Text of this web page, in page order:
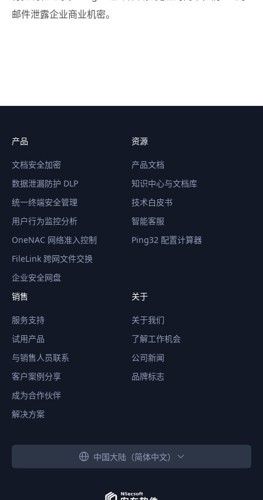
邮件泄露企业商业机密。
产品
文档安全加密
数据泄漏防护 DLP
统一终端安全管理
用户行为监控分析
OneNAC 网络准入控制
FileLink 跨网文件交换
企业安全网盘
资源
产品文档
知识中心与文档库
技术白皮书
智能客服
Ping32 配置计算器
销售
服务支持
试用产品
与销售人员联系
客户案例分享
成为合作伙伴
解决方案
关于
关于我们
了解工作机会
公司新闻
品牌标志
中国大陆（简体中文）